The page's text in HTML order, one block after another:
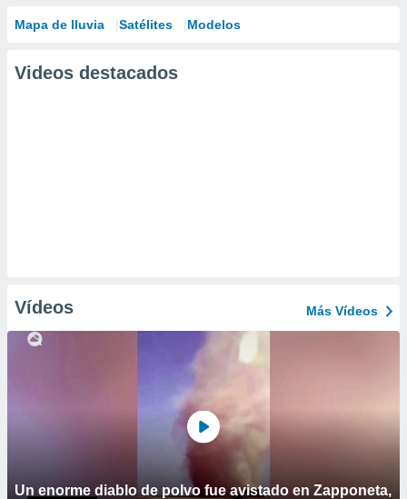
Mapa de lluvia Satélites Modelos
Videos destacados
Vídeos Más Vídeos
Un enorme diablo de polvo fue avistado en Zapponeta,